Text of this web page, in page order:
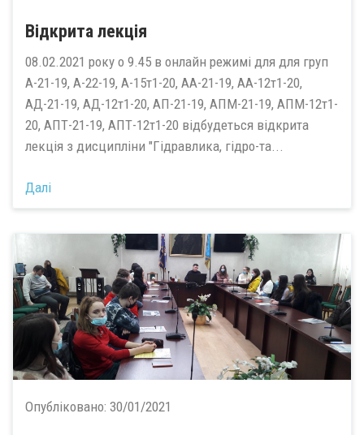
Відкрита лекція
08.02.2021 року о 9.45 в онлайн режимі для для груп
А-21-19, А-22-19, А-15т1-20, АА-21-19, АА-12т1-20,
АД-21-19, АД-12т1-20, АП-21-19, АПМ-21-19, АПМ-12т1-
20, АПТ-21-19, АПТ-12т1-20 відбудеться відкрита
лекція з дисципліни "Гідравлика, гідро-та...
Далі
Опубліковано: 30/01/2021